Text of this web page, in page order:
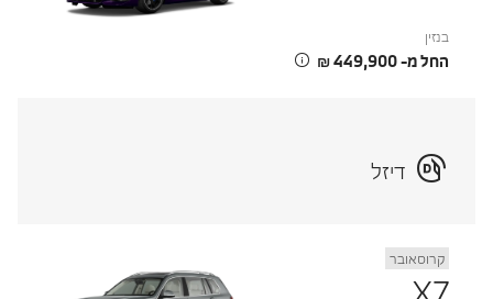
בנזין
החל מ- ‏449,900 ‏₪
דיזל
קרוסאובר